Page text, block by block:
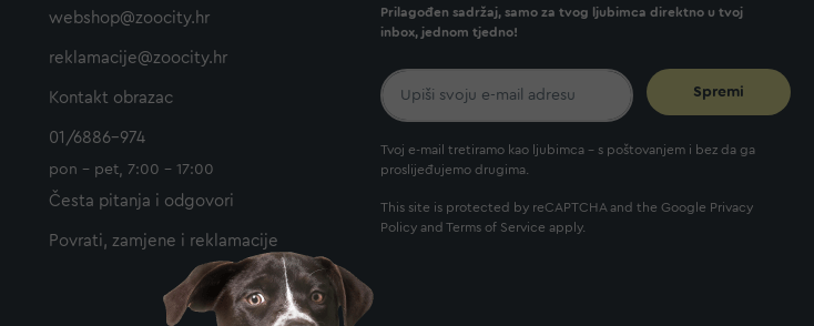
webshop@zoocity.hr
reklamacije@zoocity.hr
Kontakt obrazac
01/6886-974
pon - pet, 7:00 - 17:00
Česta pitanja i odgovori
Povrati, zamjene i reklamacije
Prilagođen sadržaj, samo za tvog ljubimca direktno u tvoj
inbox, jednom tjedno!
Spremi
Tvoj e-mail tretiramo kao ljubimca - s poštovanjem i bez da ga
proslijeđujemo drugima.
This site is protected by reCAPTCHA and the Google Privacy
Policy and Terms of Service apply.